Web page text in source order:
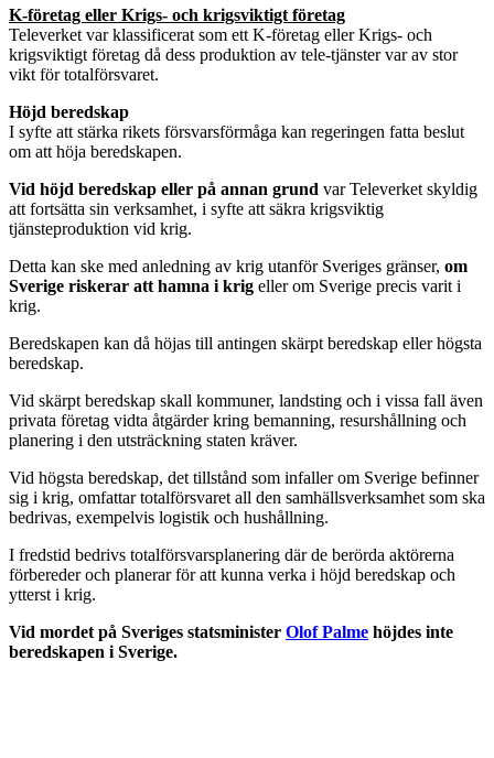
K-företag eller Krigs- och krigsviktigt företag
Televerket var klassificerat som ett K-företag eller Krigs- och
krigsviktigt företag då dess produktion av tele-tjänster var av stor
vikt för totalförsvaret.
Höjd beredskap
I syfte att stärka rikets försvarsförmåga kan regeringen fatta beslut
om att höja beredskapen.
Vid höjd beredskap eller på annan grund var Televerket skyldig
att fortsätta sin verksamhet, i syfte att säkra krigsviktig
tjänsteproduktion vid krig.
Detta kan ske med anledning av krig utanför Sveriges gränser, om
Sverige riskerar att hamna i krig eller om Sverige precis varit i
krig.
Beredskapen kan då höjas till antingen skärpt beredskap eller högsta
beredskap.
Vid skärpt beredskap skall kommuner, landsting och i vissa fall även
privata företag vidta åtgärder kring bemanning, resurshållning och
planering i den utsträckning staten kräver.
Vid högsta beredskap, det tillstånd som infaller om Sverige befinner
sig i krig, omfattar totalförsvaret all den samhällsverksamhet som ska
bedrivas, exempelvis logistik och hushållning.
I fredstid bedrivs totalförsvarsplanering där de berörda aktörerna
förbereder och planerar för att kunna verka i höjd beredskap och
ytterst i krig.
Vid mordet på Sveriges statsminister Olof Palme höjdes inte
beredskapen i Sverige.